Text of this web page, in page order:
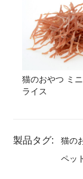
猫のおやつ ミ
ライス
製品タグ: 猫の
ペッ